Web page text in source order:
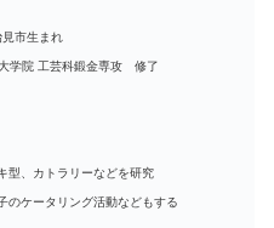
市生まれ
院 工芸科鍛金専攻 修了
型、カトラリーなどを研究
のケータリング活動などもする